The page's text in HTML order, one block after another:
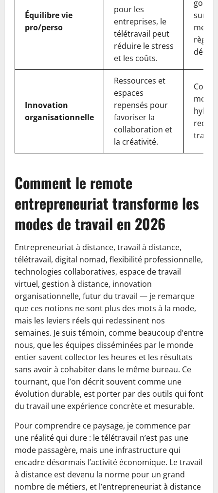
Équilibre vie
pro/perso
pour les
entreprises, le
télétravail peut
réduire le stress
et les coûts.
Innovation
organisationnelle
Ressources et
espaces
repensés pour
favoriser la
collaboration et
la créativité.
Comment le remote
entrepreneuriat transforme les
modes de travail en 2026
Entrepreneuriat à distance, travail à distance,
télétravail, digital nomad, flexibilité professionnelle,
technologies collaboratives, espace de travail
virtuel, gestion à distance, innovation
organisationnelle, futur du travail — je remarque
que ces notions ne sont plus des mots à la mode,
mais les leviers réels qui redessinent nos
semaines. Je suis témoin, comme beaucoup d’entre
nous, que les équipes disséminées par le monde
entier savent collector les heures et les résultats
sans avoir à cohabiter dans le même bureau. Ce
tournant, que l’on décrit souvent comme une
évolution durable, est porter par des outils qui font
du travail une expérience concrète et mesurable.
Pour comprendre ce paysage, je commence par
une réalité qui dure : le télétravail n’est pas une
mode passagère, mais une infrastructure qui
encadre désormais l’activité économique. Le travail
à distance est devenu la norme pour un grand
nombre de métiers, et l’entrepreneuriat à distance